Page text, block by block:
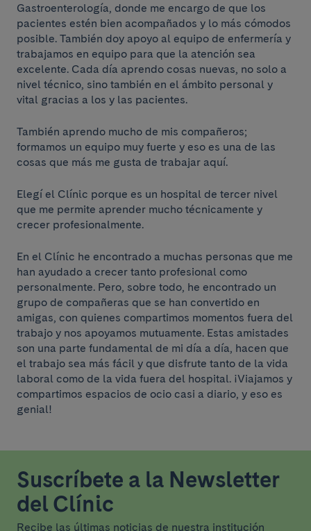
Gastroenterología, donde me encargo de que los
pacientes estén bien acompañados y lo más cómodos
posible. También doy apoyo al equipo de enfermería y
trabajamos en equipo para que la atención sea
excelente. Cada día aprendo cosas nuevas, no solo a
nivel técnico, sino también en el ámbito personal y
vital gracias a los y las pacientes.
También aprendo mucho de mis compañeros;
formamos un equipo muy fuerte y eso es una de las
cosas que más me gusta de trabajar aquí.
Elegí el Clínic porque es un hospital de tercer nivel
que me permite aprender mucho técnicamente y
crecer profesionalmente.
En el Clínic he encontrado a muchas personas que me
han ayudado a crecer tanto profesional como
personalmente. Pero, sobre todo, he encontrado un
grupo de compañeras que se han convertido en
amigas, con quienes compartimos momentos fuera del
trabajo y nos apoyamos mutuamente. Estas amistades
son una parte fundamental de mi día a día, hacen que
el trabajo sea más fácil y que disfrute tanto de la vida
laboral como de la vida fuera del hospital. ¡Viajamos y
compartimos espacios de ocio casi a diario, y eso es
genial!
Suscríbete a la Newsletter
del Clínic
Recibe las últimas noticias de nuestra institución